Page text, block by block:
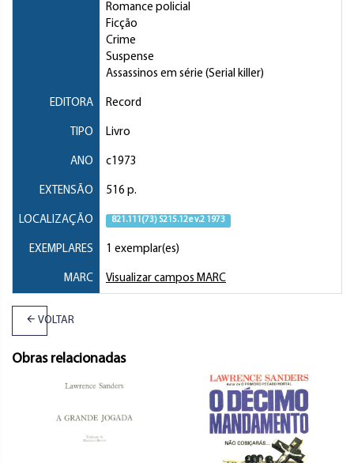
Romance policial
Ficção
Crime
Suspense
Assassinos em série (Serial killer)
EDITORA Record
TIPO Livro
ANO c1973
EXTENSÃO 516 p.
LOCALIZAÇÃO 821.111(73) S215.12e v.2 1973
EXEMPLARES 1 exemplar(es)
MARC Visualizar campos MARC
VOLTAR
Obras relacionadas